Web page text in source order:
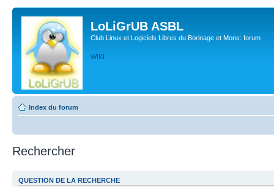
LoLiGrUB ASBL
Club Linux et Logiciels Libres du Borinage et Mons: forum
WIKI
Index du forum
Rechercher
QUESTION DE LA RECHERCHE